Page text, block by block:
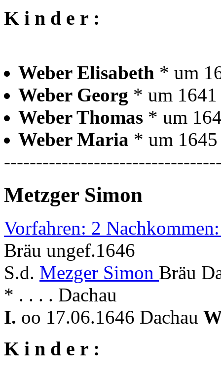
K i n d e r :
Weber Elisabeth * um
Weber Georg * um 1641
Weber Thomas * um
Weber Maria * um 1645
Metzger Simon
Vorfahren: 2
Bräu ungef.1646
S.d. Mezger Simon Bräu
* . . . . Dachau
I. oo 17.06.1646 Dachau
K i n d e r :